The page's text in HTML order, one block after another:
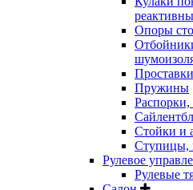
Опоры
Пружины
Стойки и
Ступицы,
Рулевое
Рулевые